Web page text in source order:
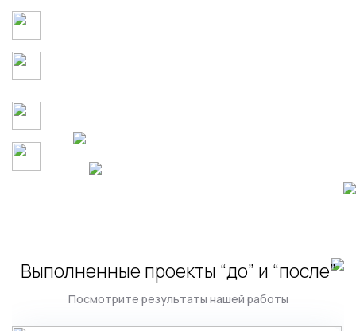
Выполненные проекты “до” и “после”
Посмотрите результаты нашей работы